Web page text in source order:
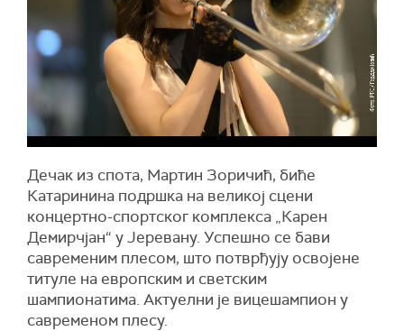
Дечак из спота, Мартин Зоричић, биће
Катаринина подршка на великој сцени
концертно-спортског комплекса „Карен
Демирчјан“ у Јеревану. Успешно се бави
савременим плесом, што потврђују освојене
титуле на европским и светским
шампионатима. Актуелни је вицешампион у
савременом плесу.